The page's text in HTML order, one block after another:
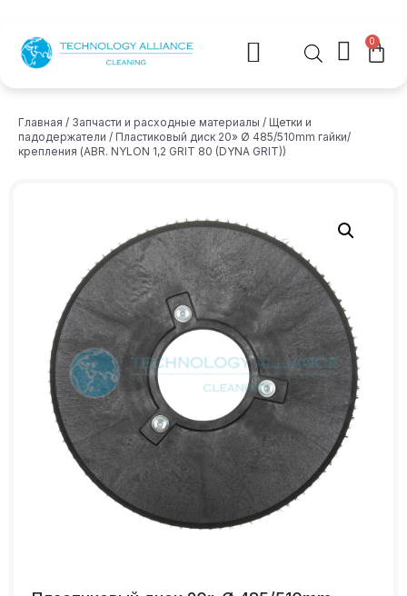
0
Главная / Запчасти и расходные материалы / Щетки и
падодержатели / Пластиковый диск 20» Ø 485/510mm гайки/
крепления (ABR. NYLON 1,2 GRIT 80 (DYNA GRIT))